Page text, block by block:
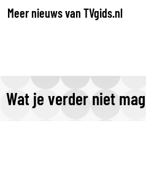
Meer nieuws van TVgids.nl
Wat je verder niet